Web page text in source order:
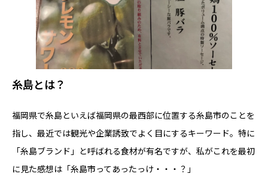
糸島とは？
福岡県で糸島といえば福岡県の最西部に位置する糸島市のことを
指し、最近では観光や企業誘致でよく目にするキーワード。特に
「糸島ブランド」と呼ばれる食材が有名ですが、私がこれを最初
に見た感想は「糸島市ってあったっけ・・・？」